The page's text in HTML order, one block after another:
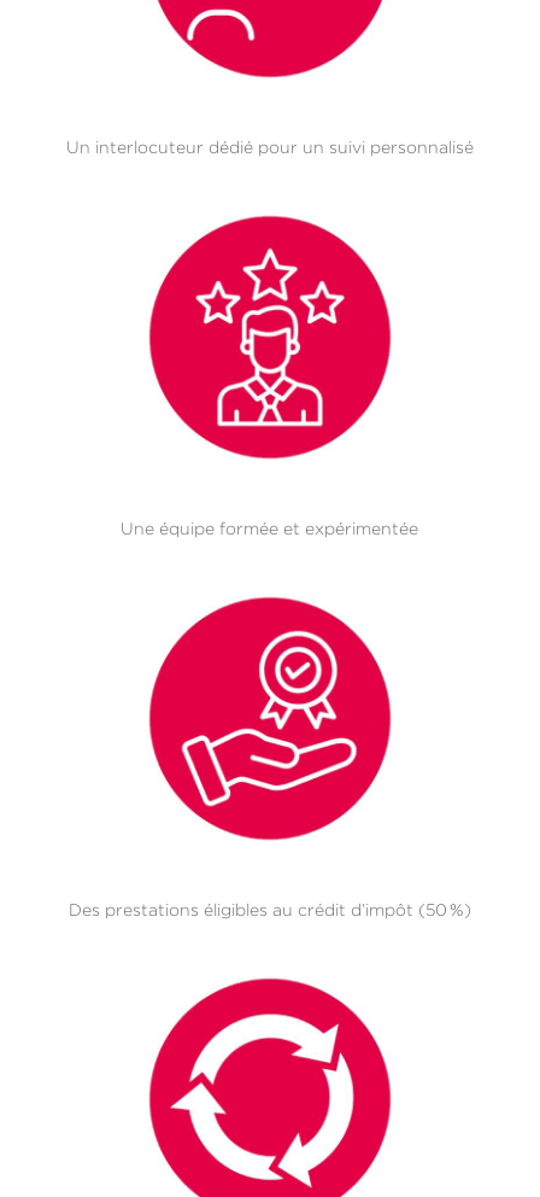
Un interlocuteur dédié pour un suivi personnalisé
Une équipe formée et expérimentée
Des prestations éligibles au crédit d’impôt (50 %)